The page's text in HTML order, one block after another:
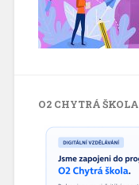
O2 CHYTRÁ ŠKOLA